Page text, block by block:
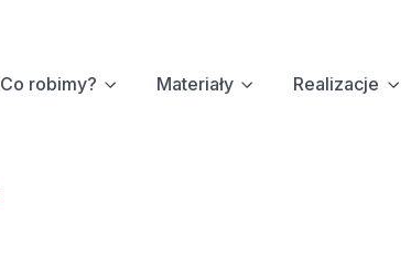
Co robimy? Materiały Realizacje